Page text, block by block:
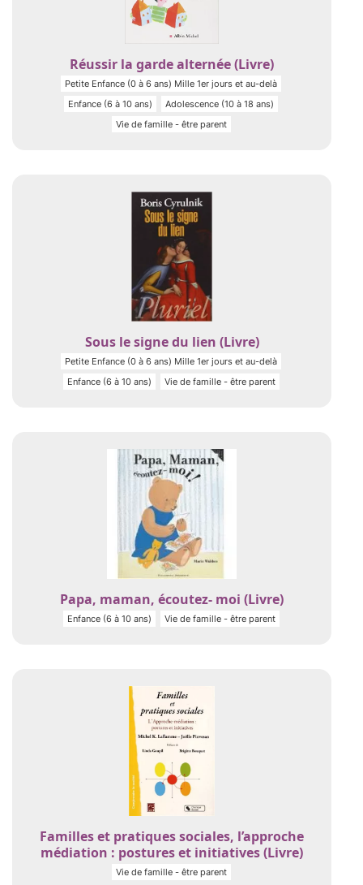
Réussir la garde alternée (Livre)
Petite Enfance (0 à 6 ans) Mille 1er jours et au-delà
Enfance (6 à 10 ans)
Adolescence (10 à 18 ans)
Vie de famille - être parent
Sous le signe du lien (Livre)
Petite Enfance (0 à 6 ans) Mille 1er jours et au-delà
Enfance (6 à 10 ans)
Vie de famille - être parent
Papa, maman, écoutez- moi (Livre)
Enfance (6 à 10 ans) Vie de famille - être parent
Familles et pratiques sociales, l’approche
médiation : postures et initiatives (Livre)
Vie de famille - être parent